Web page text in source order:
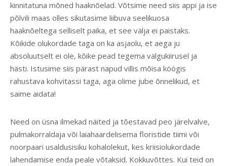
kinnitatuna mõned haaknõelad. Võtsime need siis appi ja ise
põlvili maas olles sikutasime liibuva seelikuosa
haaknõeltega selliselt paika, et see välja ei paistaks.
Kõikide olukordade taga on ka asjaolu, et aega ju
absoluutselt ei ole, kõike pead tegema välgukiirusel ja
hästi. Istusime siis pärast näpud villis mõisa köögis
rahustava kohvitassi taga, aga olime jube õnnelikud, et
saime aidata!
Need on üsna ilmekad näited ja tõestavad peo järelvalve,
pulmakorraldaja või laiahaardelisema floristide tiimi või
noorpaari usaldusisiku kohalolekut, kes kriisiolukordade
lahendamise enda peale võtaksid. Kokkuvõttes. Kui teid on